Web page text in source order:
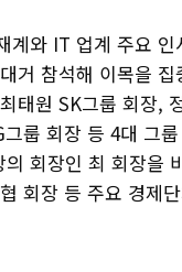
계와 IT 업계 주요
거 참석해 이목을
태원 SK그룹 회장,
룹 회장 등 4대 그
의 회장인 최 회장을
회장 등 주요 경제